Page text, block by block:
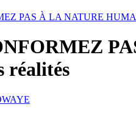
PAS À LA NATURE
réalités